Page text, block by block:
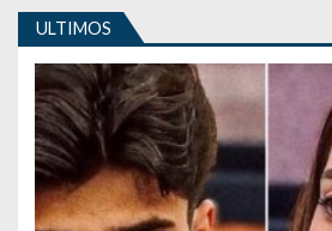
i
g
o
s
ULTIMOS